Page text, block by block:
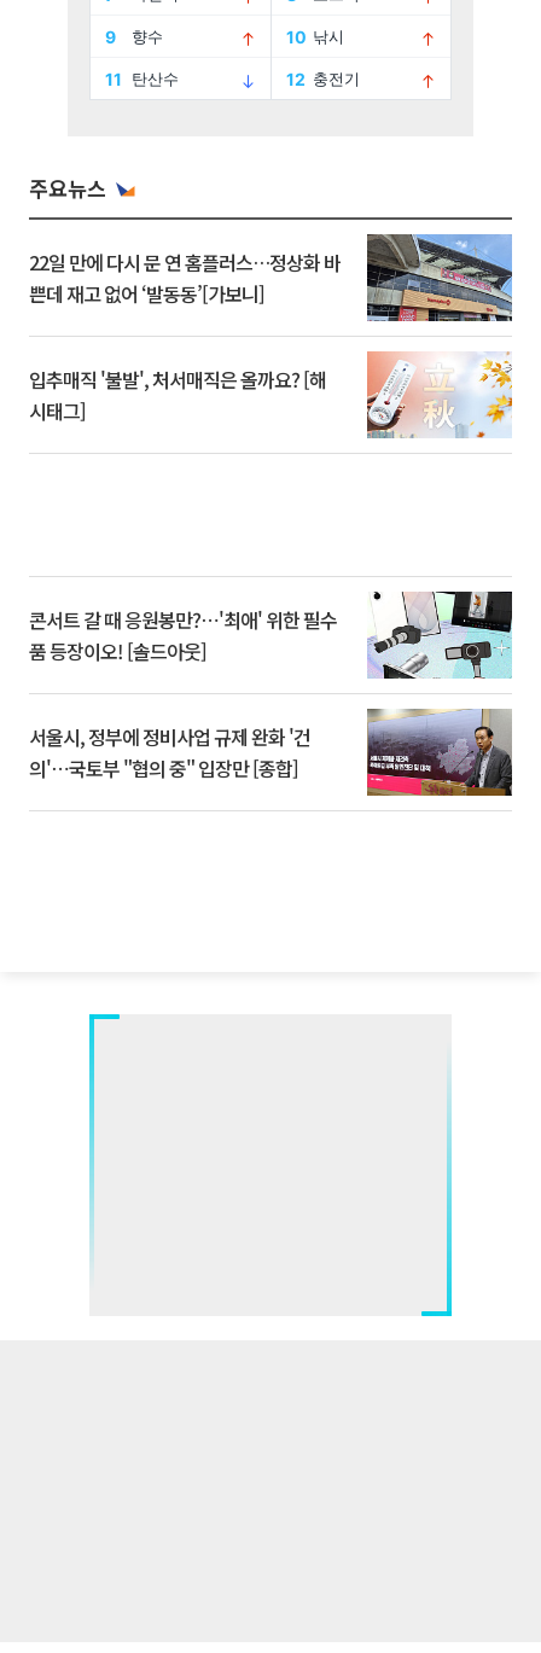
주요뉴스
22일 만에 다시 문 연 홈플러스…정상화 바
쁜데 재고 없어 ‘발동동’[가보니]
입추매직 '불발', 처서매직은 올까요? [해
시태그]
콘서트 갈 때 응원봉만?⋯'최애' 위한 필수
품 등장이오! [솔드아웃]
서울시, 정부에 정비사업 규제 완화 '건
의'⋯국토부 "협의 중" 입장만 [종합]